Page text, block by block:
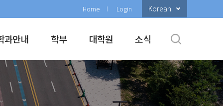
Home Login Korean
과안내 학부 대학원 소식